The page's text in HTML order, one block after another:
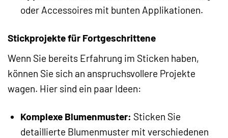
oder Accessoires mit bunten Applikationen.
Stickprojekte für Fortgeschrittene
Wenn Sie bereits Erfahrung im Sticken haben,
können Sie sich an anspruchsvollere Projekte
wagen. Hier sind ein paar Ideen:
Komplexe Blumenmuster: Sticken Sie
detaillierte Blumenmuster mit verschiedenen